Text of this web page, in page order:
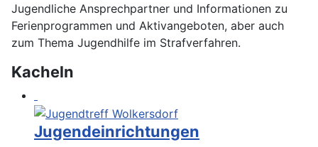
Jugendliche Ansprechpartner und Informationen zu
Ferienprogrammen und Aktivangeboten, aber auch
zum Thema Jugendhilfe im Strafverfahren.
Kacheln
Jugendeinrichtungen